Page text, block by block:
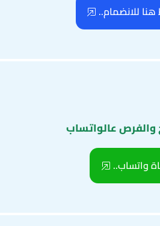
للانضمام..
والفرص عالواتساب
واتساب..